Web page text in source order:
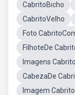
CabritoBicho
CabritoVelho
Foto
FilhoteDe
Imagens
CabezaDe
Imagem